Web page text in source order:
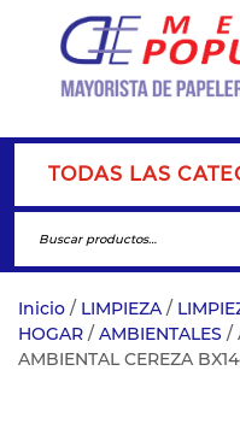
TODAS LAS
Inicio / LIMPIEZA /
HOGAR / AMBIENTALES /
AMBIENTAL CEREZA